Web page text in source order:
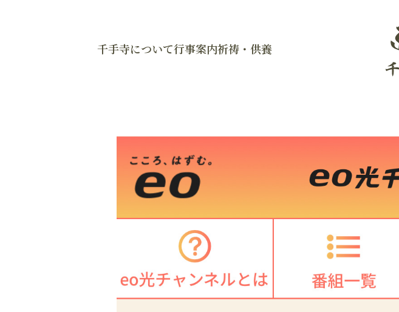
千手寺について行事案内祈祷・供養